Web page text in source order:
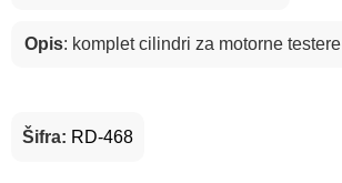
Opis: komplet cilindri za motorne testere
Šifra: RD-468